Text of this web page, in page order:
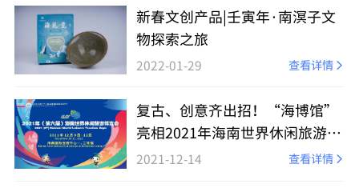
新春文创产品|壬寅年·南溟子文
物探索之旅
2022-01-29 查看详情
复古、创意齐出招！“海博馆”
亮相2021年海南世界休闲旅游博
览会
2021-12-14 查看详情